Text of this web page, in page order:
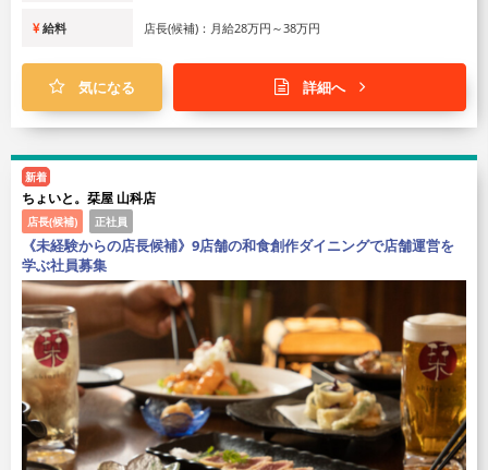
給料 店長(候補)：月給28万円～38万円
気になる 詳細へ
新着
ちょいと。栞屋 山科店
店長(候補) 正社員
《未経験からの店長候補》9店舗の和食創作ダイニングで店舗運営を
学ぶ社員募集